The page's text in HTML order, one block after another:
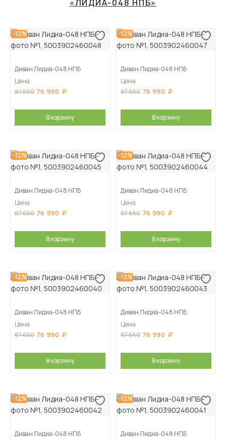
«ЛИДИА-048 НПБ»
-12%
Диван Лидиа-048 НПБ
Цена
87 650 76 990
В корзину
-12%
Диван Лидиа-048 НПБ
Цена
87 650 76 990
В корзину
-12%
Диван Лидиа-048 НПБ
Цена
87 650 76 990
В корзину
-12%
Диван Лидиа-048 НПБ
Цена
87 650 76 990
В корзину
-12%
Диван Лидиа-048 НПБ
Цена
87 650 76 990
В корзину
-12%
Диван Лидиа-048 НПБ
Цена
87 650 76 990
В корзину
-12%
Диван Лидиа-048 НПБ
-12%
Диван Лидиа-048 НПБ